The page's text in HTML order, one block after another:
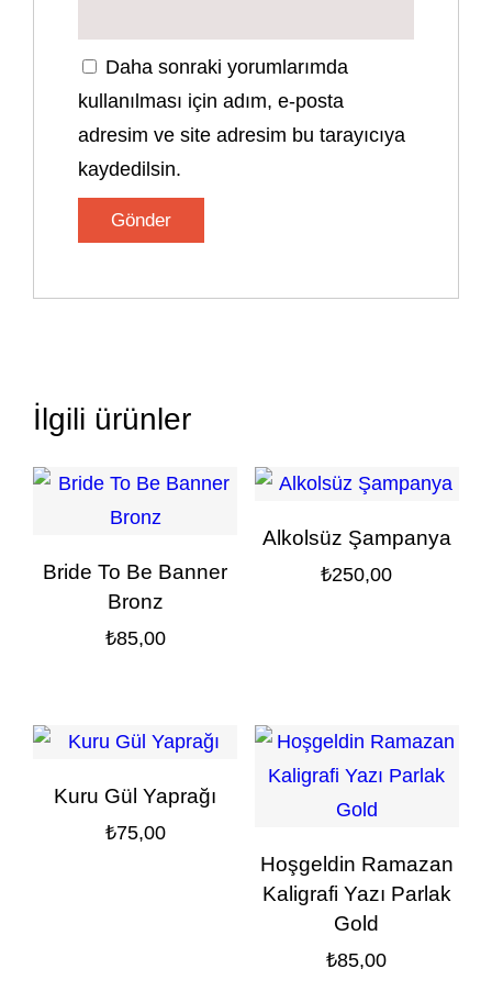
Daha sonraki yorumlarımda
kullanılması için adım, e-posta
adresim ve site adresim bu tarayıcıya
kaydedilsin.
İlgili ürünler
Bride To Be Banner
Bronz
₺85,00
Alkolsüz Şampanya
₺250,00
Kuru Gül Yaprağı
₺75,00
Hoşgeldin Ramazan
Kaligrafi Yazı Parlak
Gold
₺85,00